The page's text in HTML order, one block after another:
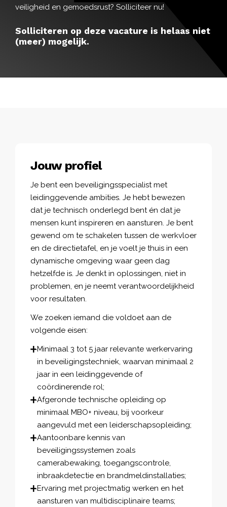
veiligheid en gemoedsrust? Solliciteer nu!
Solliciteren op deze vacature is helaas niet
(meer) mogelijk.
Jouw profiel
Je bent een beveiligingsspecialist met
leidinggevende ambities. Je hebt bewezen
dat je technisch onderlegd bent én dat je
mensen kunt inspireren en aansturen. Je bent
gewend om te schakelen tussen de werkvloer
en de directietafel, en je voelt je thuis in een
dynamische omgeving waar geen dag
hetzelfde is. Je denkt in oplossingen, niet in
problemen, en je neemt verantwoordelijkheid
voor resultaten.
We zoeken iemand die voldoet aan de
volgende eisen:
Minimaal 3 tot 5 jaar relevante werkervaring
in beveiligingstechniek, waarvan minimaal 2
jaar in een leidinggevende of
coördinerende rol;
Afgeronde technische opleiding op
minimaal MBO+ niveau, bij voorkeur
aangevuld met een leiderschapsopleiding;
Aantoonbare kennis van
beveiligingssystemen zoals
camerabewaking, toegangscontrole,
inbraakdetectie en brandmeldinstallaties;
Ervaring met projectmatig werken en het
aansturen van multidisciplinaire teams;